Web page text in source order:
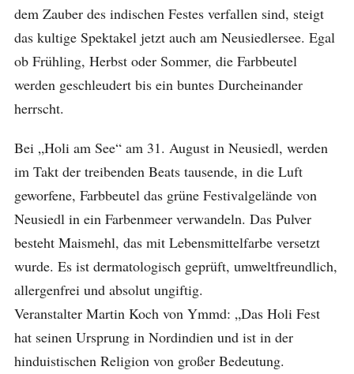
dem Zauber des indischen Festes verfallen sind, steigt
das kultige Spektakel jetzt auch am Neusiedlersee. Egal
ob Frühling, Herbst oder Sommer, die Farbbeutel
werden geschleudert bis ein buntes Durcheinander
herrscht.
Bei „Holi am See“ am 31. August in Neusiedl, werden
im Takt der treibenden Beats tausende, in die Luft
geworfene, Farbbeutel das grüne Festivalgelände von
Neusiedl in ein Farbenmeer verwandeln. Das Pulver
besteht Maismehl, das mit Lebensmittelfarbe versetzt
wurde. Es ist dermatologisch geprüft, umweltfreundlich,
allergenfrei und absolut ungiftig.
Veranstalter Martin Koch von Ymmd: „Das Holi Fest
hat seinen Ursprung in Nordindien und ist in der
hinduistischen Religion von großer Bedeutung.